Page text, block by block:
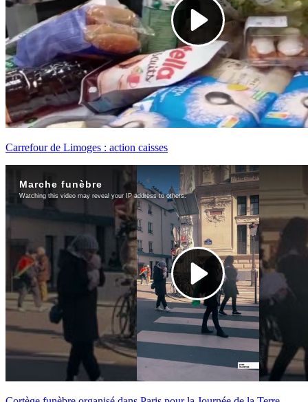
Carrefour de Limoges : action caisses